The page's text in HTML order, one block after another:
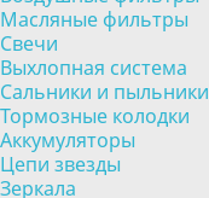
Масляные фильтры
Свечи
Выхлопная система
Сальники и пыльники
Тормозные колодки
Аккумуляторы
Цепи звезды
Зеркала